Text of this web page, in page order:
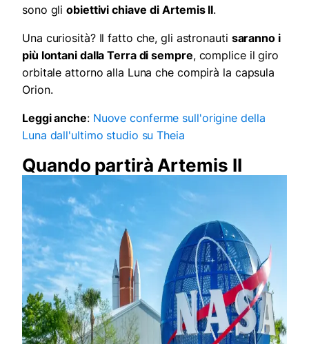
sono gliobiettivi chiave di Artemis II.
Una curiosità? Il fatto che, gli astronauti saranno i
più lontani dalla Terra di sempre, complice il giro
orbitale attorno alla Luna che compirà la capsula
Orion.
Leggi anche: Nuove conferme sull'origine della
Luna dall'ultimo studio su Theia
Quando partirà Artemis II